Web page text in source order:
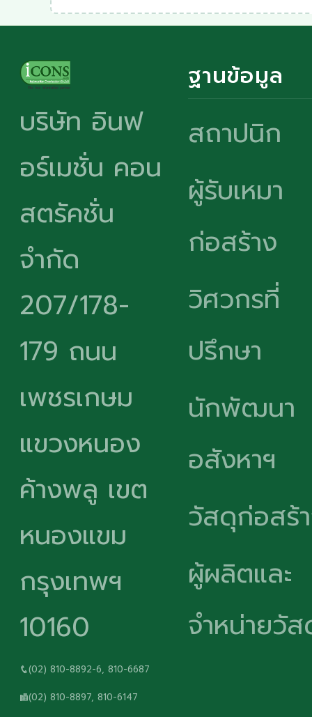
บริษัท อินฟ
อร์เมชั่น คอน
สตรัคชั่น
จำกัด
207/178-
179 ถนน
เพชรเกษม
แขวงหนอง
ค้างพลู เขต
หนองแขม
กรุงเทพฯ
10160
(02) 810-8892-6, 810-6687
(02) 810-8897, 810-6147
ฐานข้อมูล
สถาปนิก
ผู้รับเหมา
ก่อสร้าง
วิศวกรที่
ปรึกษา
นักพัฒนา
อสังหาฯ
วัสดุก่อสร้
ผู้ผลิตและ
จำหน่ายวั